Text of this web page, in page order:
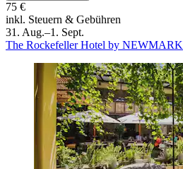
75 €
inkl. Steuern & Gebühren
31. Aug.–1. Sept.
The Rockefeller Hotel by NEWMARK